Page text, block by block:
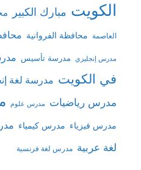
الكويت مبارك الكبير
العاصمة محافظة الفروانية
مدرس إنجليزي مدرسة تأسيس
في الكويت مدرسة لغة
مدرس رياضيات مدرس علوم
مدرس فيزياء مدرس كيمياء
لغة عربية مدرس لغة فرنسية